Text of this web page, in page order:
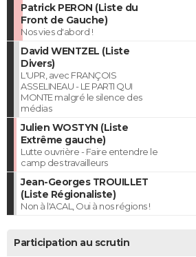
Patrick PERON (Liste du
Front de Gauche)
Nos vies d'abord !
David WENTZEL (Liste
Divers)
L'UPR, avec FRANÇOIS
ASSELINEAU - LE PARTI QUI
MONTE malgré le silence des
médias
Julien WOSTYN (Liste
Extrême gauche)
Lutte ouvrière - Faire entendre le
camp des travailleurs
Jean-Georges TROUILLET
(Liste Régionaliste)
Non à l'ACAL, Oui à nos régions !
Participation au scrutin